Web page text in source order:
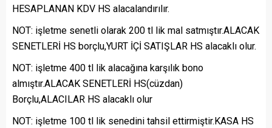
HESAPLANAN KDV HS alacalandırılır.
NOT: işletme senetli olarak 200 tl lik mal satmıştır.ALACAK
SENETLERİ HS borçlu,YURT İÇİ SATIŞLAR HS alacaklı olur.
NOT: işletme 400 tl lik alacağına karşılık bono
almıştır.ALACAK SENETLERİ HS(cüzdan)
Borçlu,ALACILAR HS alacaklı olur
NOT: işletme 100 tl lik senedini tahsil ettirmiştir.KASA HS